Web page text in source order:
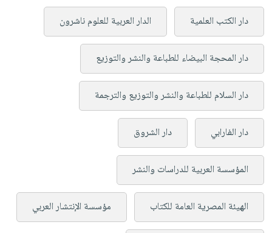
دار الكتب العلمية الدار العربية للعلوم ناشرون
دار المحجة البيضاء للطباعة والنشر والتوزيع
دار السلام للطباعة والنشر والتوزيع والترجمة
دار الفارابي دار الشروق
المؤسسة العربية للدراسات والنشر
الهيئة المصرية العامة للكتاب مؤسسة الإنتشار العربي